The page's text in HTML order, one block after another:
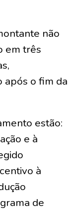
não
em três
após o fim da
estão:
e à
à
de